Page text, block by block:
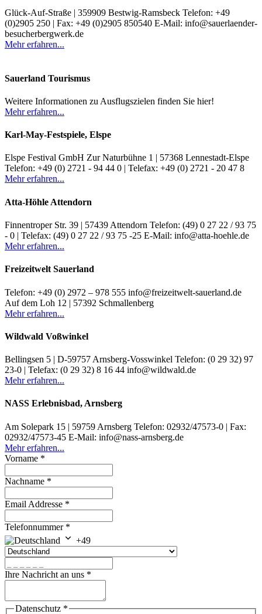
Glück-Auf-Straße | 359909 Bestwig-Ramsbeck Telefon: +49
(0)2905 250 | Fax: +49 (0)2905 850540 E-Mail: info@sauerlaender-
besucherbergwerk.de
Mehr erfahren...
Sauerland Tourismus
Weitere Informationen zu Ausflugszielen finden Sie hier!
Mehr erfahren...
Karl-May-Festspiele, Elspe
Elspe Festival GmbH Zur Naturbühne 1 | 57368 Lennestadt-Elspe
Telefon: +49 (0) 2721 - 94 44 0 | Telefax: +49 (0) 2721 - 20 47 8
Mehr erfahren...
Atta-Höhle Attendorn
Finnentroper Str. 39 | 57439 Attendorn Telefon: (49) 0 27 22 / 93 75
- 0 | Telefax: (49) 0 27 22 / 93 75 -25 E-Mail: info@atta-hoehle.de
Mehr erfahren...
Freizeitwelt Sauerland
Telefon: +49 (0) 2972 – 978 555 info@freizeitwelt-sauerland.de
Auf dem Loh 12 | 57392 Schmallenberg
Mehr erfahren...
Wildwald Voßwinkel
Bellingsen 5 | D-59757 Arnsberg-Vosswinkel Telefon: (0 29 32) 97
23-0 | Telefax: (0 29 32) 8 16 44 info@wildwald.de
Mehr erfahren...
NASS Erlebnisbad, Arnsberg
Am Solepark 15 | 59759 Arnsberg Telefon: 02932/47573-0 | Fax:
02932/47573-45 E-Mail: info@nass-arnsberg.de
Mehr erfahren...
Vorname *
Nachname *
Email Addresse *
Telefonnummer *
+49
Ihre Nachricht an uns *
Datenschutz *